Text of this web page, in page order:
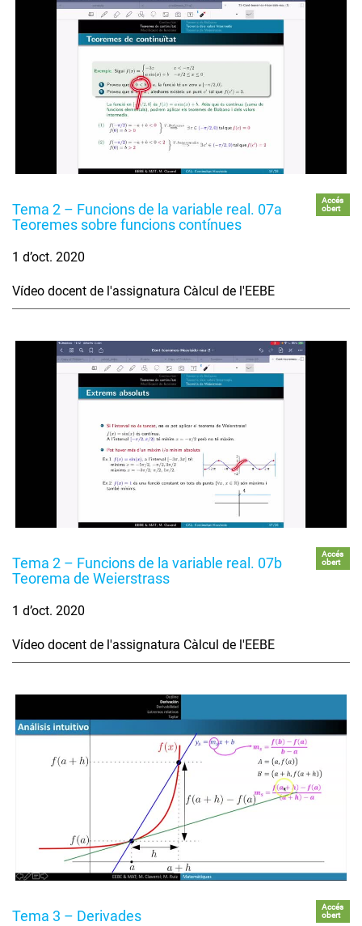
Tema 2 – Funcions de la variable real. 07a
Teoremes sobre funcions contínues
Accés
obert
1 d’oct. 2020
Vídeo docent de l'assignatura Càlcul de l'EEBE
Tema 2 – Funcions de la variable real. 07b
Teorema de Weierstrass
Accés
obert
1 d’oct. 2020
Vídeo docent de l'assignatura Càlcul de l'EEBE
Tema 3 – Derivades
Accés
obert